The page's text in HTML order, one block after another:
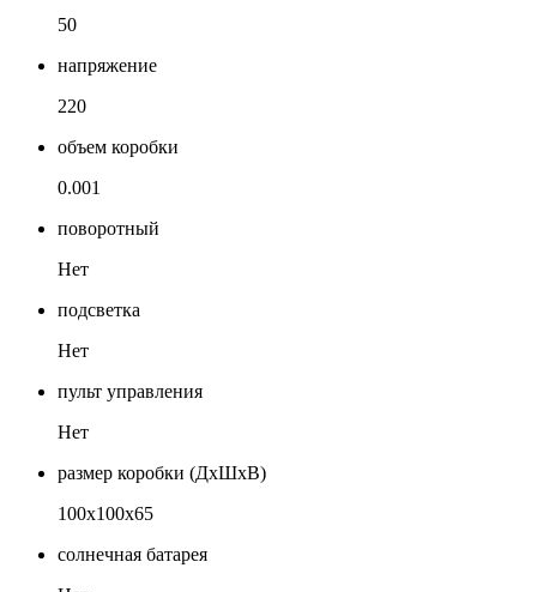
50
напряжение
220
объем коробки
0.001
поворотный
Нет
подсветка
Нет
пульт управления
Нет
размер коробки (ДхШхВ)
100х100х65
солнечная батарея